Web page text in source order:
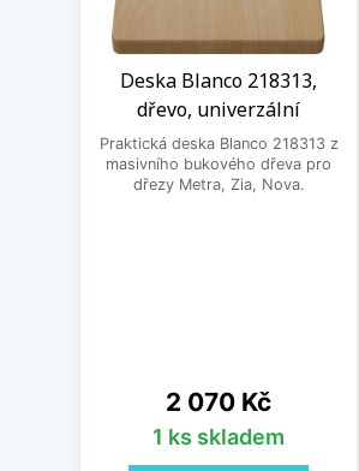
Deska Blanco 218313,
dřevo, univerzální
Praktická deska Blanco 218313 z
masivního bukového dřeva pro
dřezy Metra, Zia, Nova.
Cena
2 070 Kč
1 ks skladem